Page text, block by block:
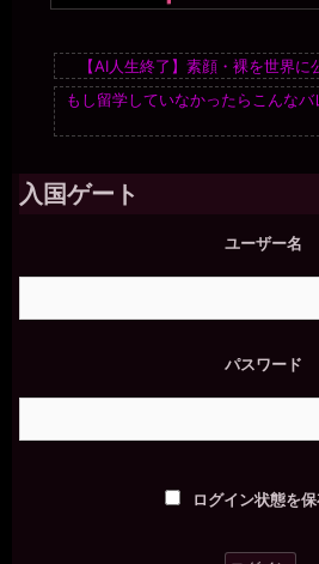
【AI人生終了】素顔・裸を世界に
もし留学していなかったらこんな
入国ゲート
ユーザー名
パスワード
ログイン状態を